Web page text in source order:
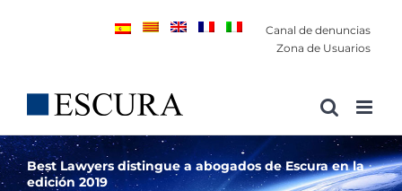
Canal de denuncias
Zona de Usuarios
Best Lawyers distingue a abogados de Escura en la
edición 2019